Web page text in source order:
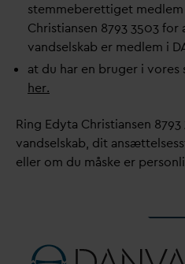
stemmeberettiget medlem
Christiansen 8793 3503
vandselskab er medlem i D
at du har en bruger i vores
her.
Ring Edyta Christiansen
vandselskab, dit
eller om du måske er